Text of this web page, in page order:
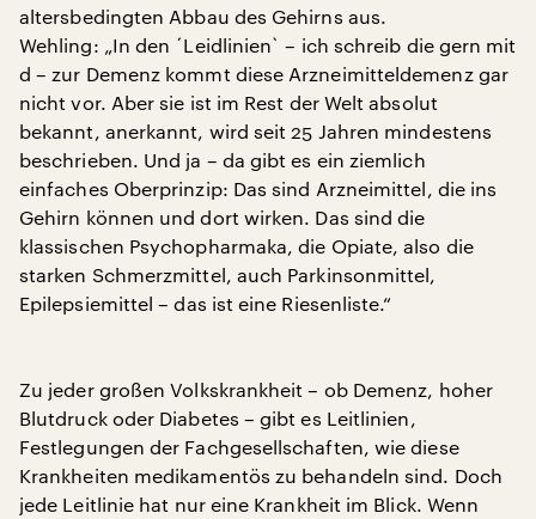
altersbedingten Abbau des Gehirns aus.
Wehling: „In den ´Leidlinien` – ich schreib die gern mit
d – zur Demenz kommt diese Arzneimitteldemenz gar
nicht vor. Aber sie ist im Rest der Welt absolut
bekannt, anerkannt, wird seit 25 Jahren mindestens
beschrieben. Und ja – da gibt es ein ziemlich
einfaches Oberprinzip: Das sind Arzneimittel, die ins
Gehirn können und dort wirken. Das sind die
klassischen Psychopharmaka, die Opiate, also die
starken Schmerzmittel, auch Parkinsonmittel,
Epilepsiemittel – das ist eine Riesenliste.“
Zu jeder großen Volkskrankheit – ob Demenz, hoher
Blutdruck oder Diabetes – gibt es Leitlinien,
Festlegungen der Fachgesellschaften, wie diese
Krankheiten medikamentös zu behandeln sind. Doch
jede Leitlinie hat nur eine Krankheit im Blick. Wenn